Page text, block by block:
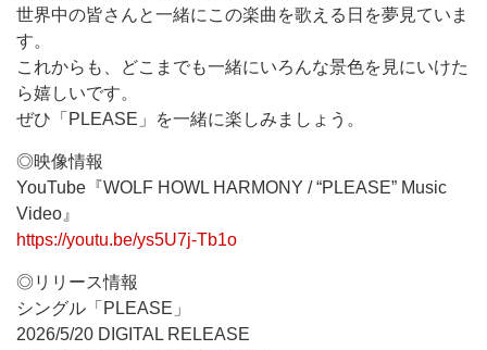
世界中の皆さんと一緒にこの楽曲を歌える日を夢見ていま
す。
これからも、どこまでも一緒にいろんな景色を見にいけた
ら嬉しいです。
ぜひ「PLEASE」を一緒に楽しみましょう。
◎映像情報
YouTube『WOLF HOWL HARMONY / “PLEASE” Music
Video』
https://youtu.be/ys5U7j-Tb1o
◎リリース情報
シングル「PLEASE」
2026/5/20 DIGITAL RELEASE